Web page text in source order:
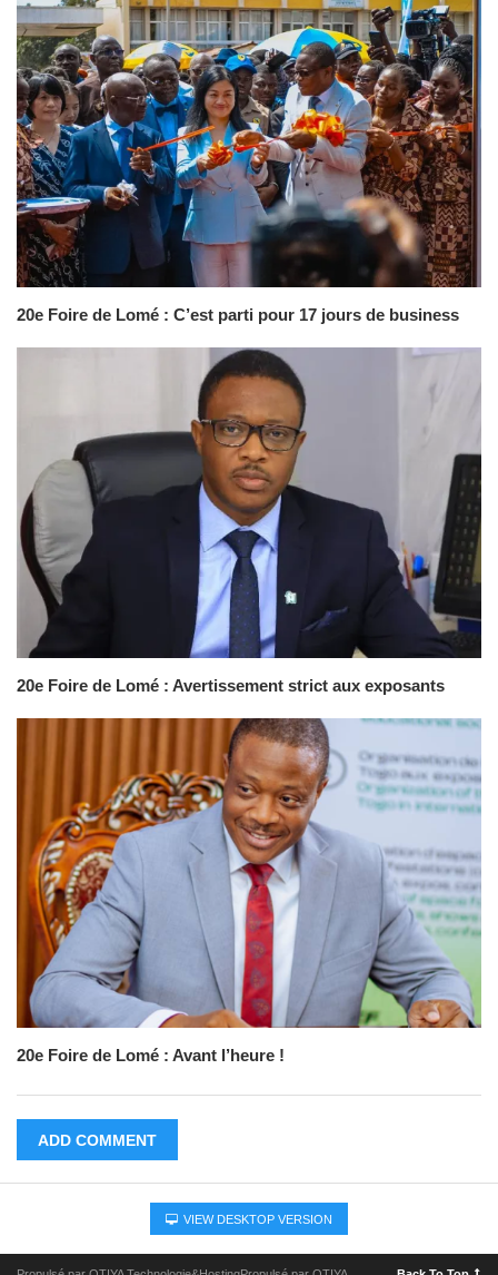
20e Foire de Lomé : C’est parti pour 17 jours de business
20e Foire de Lomé : Avertissement strict aux exposants
20e Foire de Lomé : Avant l’heure !
ADD COMMENT
VIEW DESKTOP VERSION